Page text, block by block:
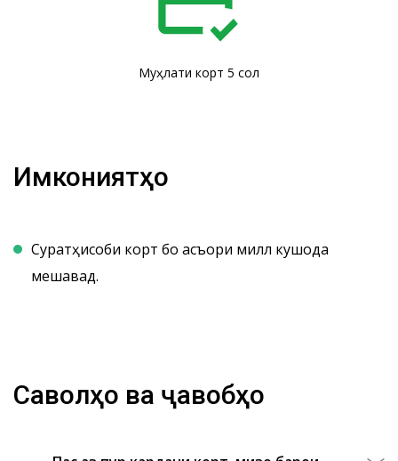
Муҳлати корт 5 сол
Имкониятҳо
Суратҳисоби корт бо асъори миллӣ кушода
мешавад.
Саволҳо ва ҷавобҳо